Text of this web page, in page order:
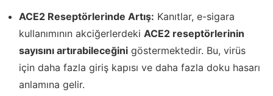
ACE2 Reseptörlerinde Artış: Kanıtlar, e-sigara
kullanımının akciğerlerdeki ACE2 reseptörlerinin
sayısını artırabileceğini göstermektedir. Bu, virüs
için daha fazla giriş kapısı ve daha fazla doku hasarı
anlamına gelir.